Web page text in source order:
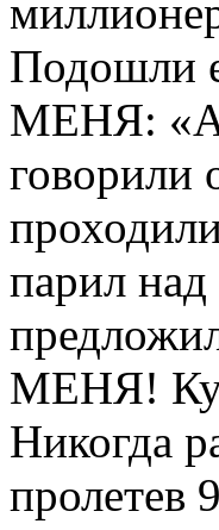
МЕНЯ:
парил
МЕНЯ!
Никогда
пролетев